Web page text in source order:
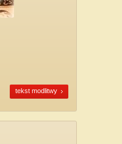
tekst modlitwy